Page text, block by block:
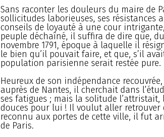
Sans raconter les douleurs du maire de
sollicitudes laborieuses, ses résistances
conseils de loyauté à une cour
peuple déchaîné, il suffira de dire que,
novembre 1791, époque à laquelle il
le bien qu’il pouvait faire, et que, s’il
population parisienne serait restée pure.
Heureux de son indépendance
auprès de Nantes, il cherchait dans
ses fatigues ; mais la solitude
douces pour lui ! Il voulut aller retrouver
reconnu aux portes de cette ville, il fut
de Paris.